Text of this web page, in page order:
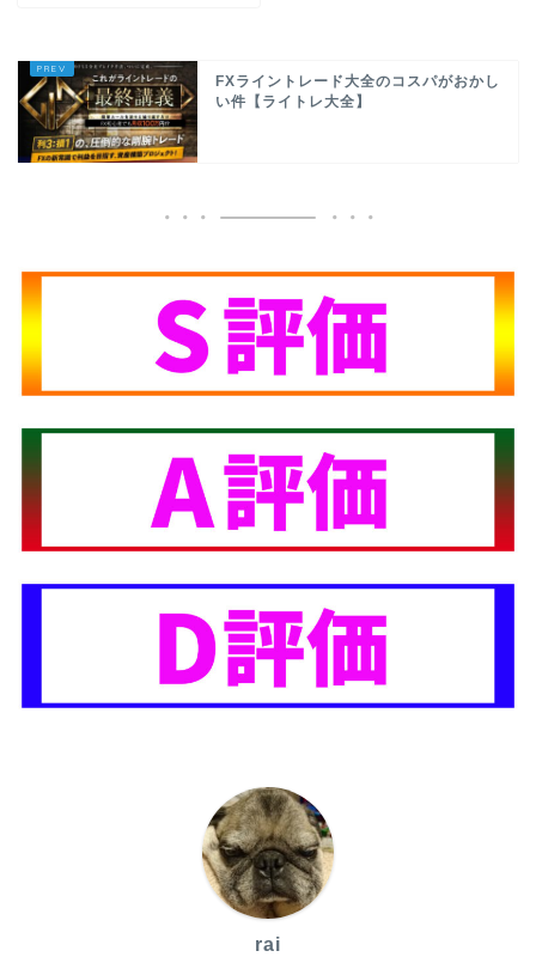
FXライントレード大全のコスパがおかし
い件【ライトレ大全】
rai